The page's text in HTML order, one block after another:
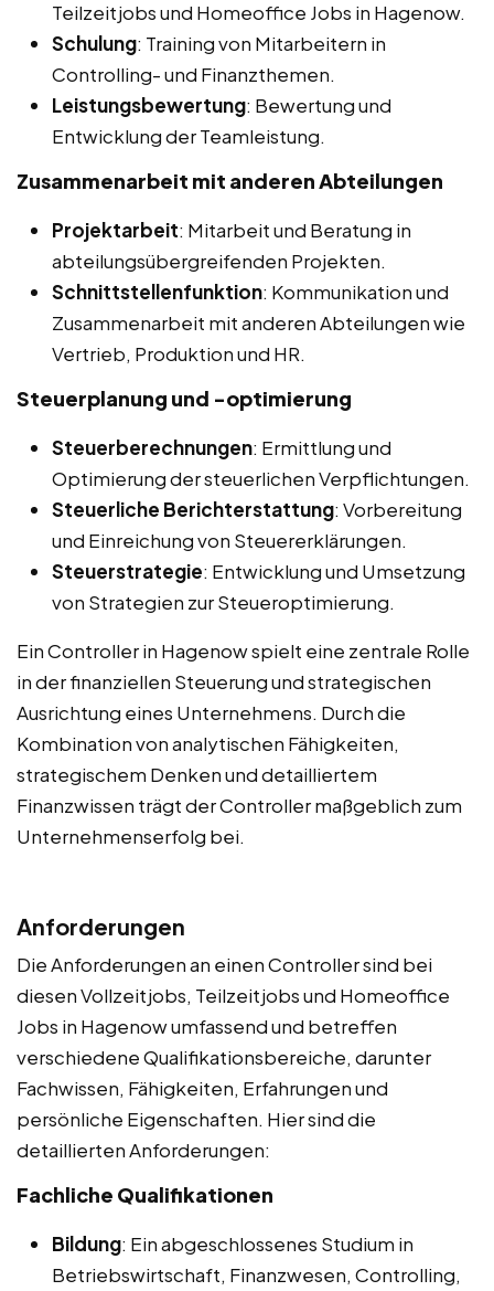
Teilzeitjobs und Homeoffice Jobs in Hagenow.
Schulung: Training von Mitarbeitern in
Controlling- und Finanzthemen.
Leistungsbewertung: Bewertung und
Entwicklung der Teamleistung.
Zusammenarbeit mit anderen Abteilungen
Projektarbeit: Mitarbeit und Beratung in
abteilungsübergreifenden Projekten.
Schnittstellenfunktion: Kommunikation und
Zusammenarbeit mit anderen Abteilungen wie
Vertrieb, Produktion und HR.
Steuerplanung und -optimierung
Steuerberechnungen: Ermittlung und
Optimierung der steuerlichen Verpflichtungen.
Steuerliche Berichterstattung: Vorbereitung
und Einreichung von Steuererklärungen.
Steuerstrategie: Entwicklung und Umsetzung
von Strategien zur Steueroptimierung.
Ein Controller in Hagenow spielt eine zentrale Rolle
in der finanziellen Steuerung und strategischen
Ausrichtung eines Unternehmens. Durch die
Kombination von analytischen Fähigkeiten,
strategischem Denken und detailliertem
Finanzwissen trägt der Controller maßgeblich zum
Unternehmenserfolg bei.
Anforderungen
Die Anforderungen an einen Controller sind bei
diesen Vollzeitjobs, Teilzeitjobs und Homeoffice
Jobs in Hagenow umfassend und betreffen
verschiedene Qualifikationsbereiche, darunter
Fachwissen, Fähigkeiten, Erfahrungen und
persönliche Eigenschaften. Hier sind die
detaillierten Anforderungen:
Fachliche Qualifikationen
Bildung: Ein abgeschlossenes Studium in
Betriebswirtschaft, Finanzwesen, Controlling,